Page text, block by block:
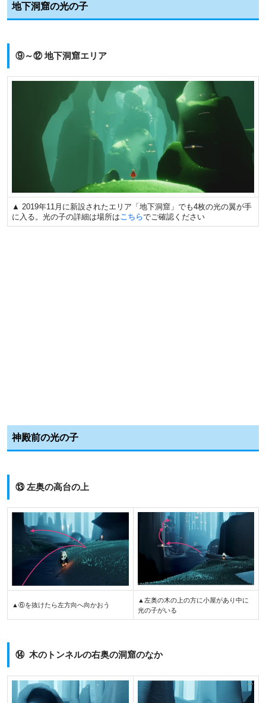
地下洞窟の光の子
⑨～⑫ 地下洞窟エリア
▲ 2019年11月に新設されたエリア「地下洞窟」でも4枚の光の翼が手
に入る。光の子の詳細は場所はこちらでご確認ください
神殿前の光の子
⑬ 左奥の高台の上
▲⑥を抜けたら左方向へ向かおう
▲左奥の木の上の方に小屋があり中に
光の子がいる
⑭ 木のトンネルの右奥の洞窟のなか